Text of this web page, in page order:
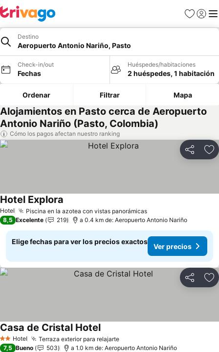
Favoritos
Iniciar
Destino
Aeropuerto Antonio Nariño, Pasto
Check-in/out
Fechas
Huéspedes/habitaciones
2 huéspedes, 1 habitación
Ordenar Filtrar Mapa
Alojamientos en Pasto cerca de Aeropuerto
Antonio Nariño (Pasto, Colombia)
Cómo los pagos afectan nuestro ranking
Compartir
Hotel Piscina en la azotea con vistas panorámicasVer precios
Hotel Explora
8,5 Excelente 219 a 0.4 km de: Aeropuerto Antonio Nariño
Elige fechas para ver los precios exactos
Ver precios
Compartir
2 Estrellas
Hotel Terraza exterior para relajarteVer precios
Casa de Cristal HotelVer precios
7,5 Bueno 503 a 1.0 km de: Aeropuerto Antonio Nariño